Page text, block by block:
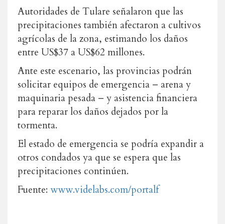
Autoridades de Tulare señalaron que las
precipitaciones también afectaron a cultivos
agrícolas de la zona, estimando los daños
entre US$37 a US$62 millones.
Ante este escenario, las provincias podrán
solicitar equipos de emergencia – arena y
maquinaria pesada – y asistencia financiera
para reparar los daños dejados por la
tormenta.
El estado de emergencia se podría expandir a
otros condados ya que se espera que las
precipitaciones continúen.
Fuente: www.videlabs.com/portalf